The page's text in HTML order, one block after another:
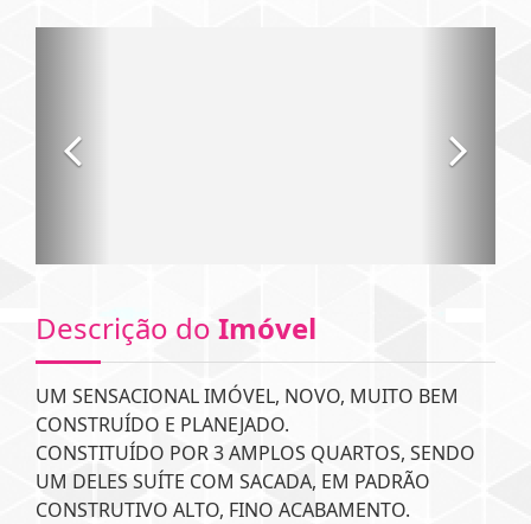
Descrição do Imóvel
UM SENSACIONAL IMÓVEL, NOVO, MUITO BEM
CONSTRUÍDO E PLANEJADO.
CONSTITUÍDO POR 3 AMPLOS QUARTOS, SENDO
UM DELES SUÍTE COM SACADA, EM PADRÃO
CONSTRUTIVO ALTO, FINO ACABAMENTO.